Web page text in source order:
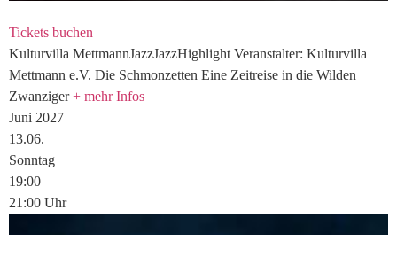
Tickets buchen
Kulturvilla MettmannJazzJazzHighlight Veranstalter: Kulturvilla
Mettmann e.V. Die Schmonzetten Eine Zeitreise in die Wilden
Zwanziger + mehr Infos
Juni 2027
13.06.
Sonntag
19:00 –
21:00 Uhr